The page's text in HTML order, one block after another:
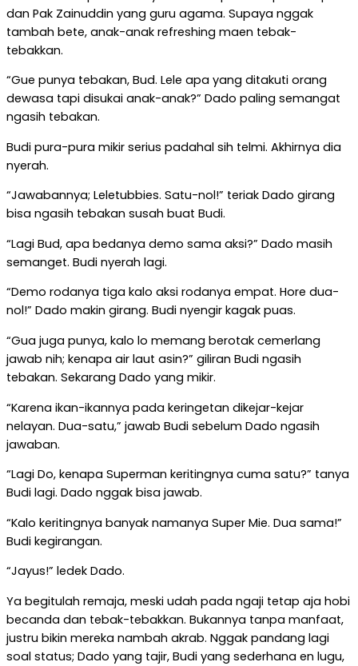
dan Pak Zainuddin yang guru agama. Supaya nggak
tambah bete, anak-anak refreshing maen tebak-
tebakkan.
“Gue punya tebakan, Bud. Lele apa yang ditakuti orang
dewasa tapi disukai anak-anak?” Dado paling semangat
ngasih tebakan.
Budi pura-pura mikir serius padahal sih telmi. Akhirnya dia
nyerah.
“Jawabannya; Leletubbies. Satu-nol!” teriak Dado girang
bisa ngasih tebakan susah buat Budi.
“Lagi Bud, apa bedanya demo sama aksi?” Dado masih
semanget. Budi nyerah lagi.
“Demo rodanya tiga kalo aksi rodanya empat. Hore dua-
nol!” Dado makin girang. Budi nyengir kagak puas.
“Gua juga punya, kalo lo memang berotak cemerlang
jawab nih; kenapa air laut asin?” giliran Budi ngasih
tebakan. Sekarang Dado yang mikir.
“Karena ikan-ikannya pada keringetan dikejar-kejar
nelayan. Dua-satu,” jawab Budi sebelum Dado ngasih
jawaban.
“Lagi Do, kenapa Superman keritingnya cuma satu?” tanya
Budi lagi. Dado nggak bisa jawab.
“Kalo keritingnya banyak namanya Super Mie. Dua sama!”
Budi kegirangan.
“Jayus!” ledek Dado.
Ya begitulah remaja, meski udah pada ngaji tetap aja hobi
becanda dan tebak-tebakkan. Bukannya tanpa manfaat,
justru bikin mereka nambah akrab. Nggak pandang lagi
soal status; Dado yang tajir, Budi yang sederhana en lugu,